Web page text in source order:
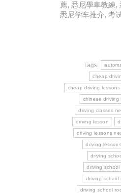
薦, 悉尼學車教練,
悉尼学车推介, 考
Tags:
cheap
cheap driving
chinese driving
driving classes
driving lesson
driving lessons
driving
driving
driving school
driving school
driving school